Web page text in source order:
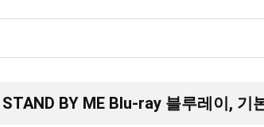
BY ME Blu-ray 블루레이, 기